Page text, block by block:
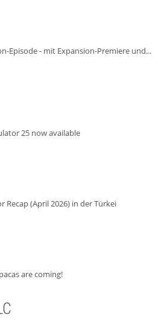
Episode - mit Expansion-Premiere und...
25 now available
(April 2026) in der Türkei
are coming!